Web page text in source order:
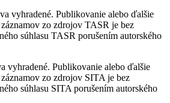
vyhradené. Publikovanie alebo ďalšie
zo zdrojov TASR je bez
súhlasu TASR porušením autorského
vyhradené. Publikovanie alebo ďalšie
zo zdrojov SITA je bez
súhlasu SITA porušením autorského